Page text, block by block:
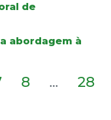
de
abordagem à
8 ... 28